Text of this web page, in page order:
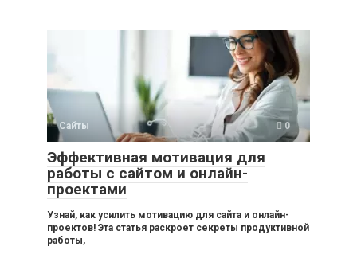
Сайты 0
Эффективная мотивация для
работы с сайтом и онлайн-
проектами
Узнай, как усилить мотивацию для сайта и онлайн-
проектов! Эта статья раскроет секреты продуктивной
работы,